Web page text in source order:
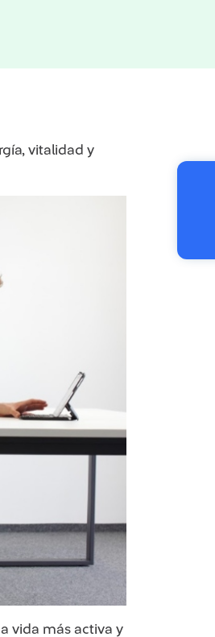
vitalidad y
vida más activa y